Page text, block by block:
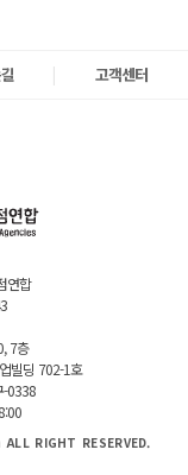
고객센터
연합
7층
빌딩 702-1호
-0338
RIGHT RESERVED.